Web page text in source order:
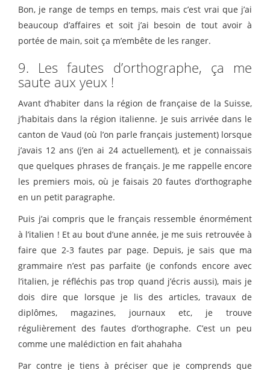
Bon, je range de temps en temps, mais c’est vrai que j’ai
beaucoup d’affaires et soit j’ai besoin de tout avoir à
portée de main, soit ça m’embête de les ranger.
9. Les fautes d’orthographe, ça me
saute aux yeux !
Avant d’habiter dans la région de française de la Suisse,
j’habitais dans la région italienne. Je suis arrivée dans le
canton de Vaud (où l’on parle français justement) lorsque
j’avais 12 ans (j’en ai 24 actuellement), et je connaissais
que quelques phrases de français. Je me rappelle encore
les premiers mois, où je faisais 20 fautes d’orthographe
en un petit paragraphe.
Puis j’ai compris que le français ressemble énormément
à l’italien ! Et au bout d’une année, je me suis retrouvée à
faire que 2-3 fautes par page. Depuis, je sais que ma
grammaire n’est pas parfaite (je confonds encore avec
l’italien, je réfléchis pas trop quand j’écris aussi), mais je
dois dire que lorsque je lis des articles, travaux de
diplômes, magazines, journaux etc, je trouve
régulièrement des fautes d’orthographe. C’est un peu
comme une malédiction en fait ahahaha
Par contre je tiens à préciser que je comprends que